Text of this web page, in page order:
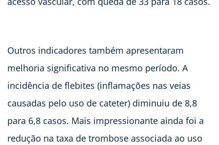
Outros indicadores também apresentaram
melhoria significativa no mesmo período. A
incidência de flebites (inflamações nas veias
causadas pelo uso de cateter) diminuiu de 8,8
para 6,8 casos. Mais impressionante ainda foi a
redução na taxa de trombose associada ao uso